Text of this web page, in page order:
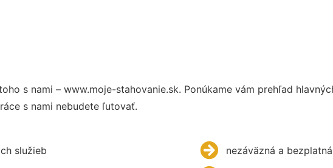
s nami – www.moje-stahovanie.sk. Ponúkame vám prehľad
s nami nebudete ľutovať.
služieb nezáväzná a